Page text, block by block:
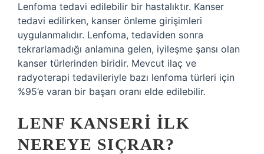
Lenfoma tedavi edilebilir bir hastalıktır. Kanser
tedavi edilirken, kanser önleme girişimleri
uygulanmalıdır. Lenfoma, tedaviden sonra
tekrarlamadığı anlamına gelen, iyileşme şansı olan
kanser türlerinden biridir. Mevcut ilaç ve
radyoterapi tedavileriyle bazı lenfoma türleri için
%95’e varan bir başarı oranı elde edilebilir.
LENF KANSERI ILK
NEREYE SIÇRAR?